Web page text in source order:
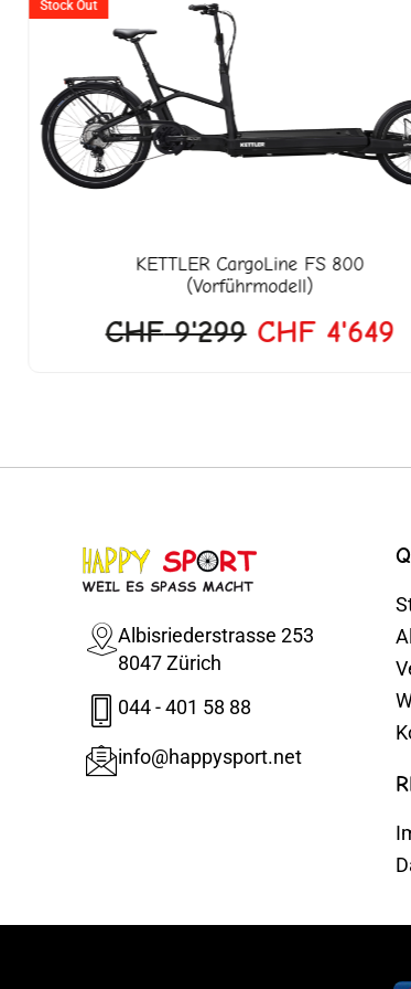
Stock Out
KETTLERCargoLine FS 800
(Vorführmodell)
CHF9'299
CHF 9'299
CHF4'649
Albisriederstrasse 253
8047 Zürich
044 - 401 58 88
info@happysport.net